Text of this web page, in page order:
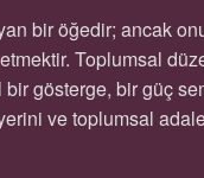
bir öğedir; ancak
Toplumsal
bir gösterge, bir güç
ve toplumsal